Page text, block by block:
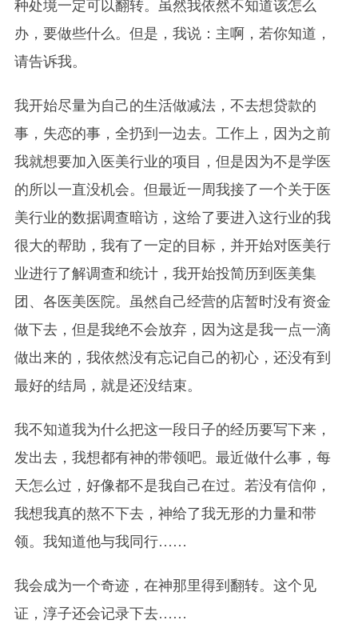
种处境一定可以翻转。虽然我依然不知道该怎么
办，要做些什么。但是，我说：主啊，若你知道，
请告诉我。
我开始尽量为自己的生活做减法，不去想贷款的
事，失恋的事，全扔到一边去。工作上，因为之前
我就想要加入医美行业的项目，但是因为不是学医
的所以一直没机会。但最近一周我接了一个关于医
美行业的数据调查暗访，这给了要进入这行业的我
很大的帮助，我有了一定的目标，并开始对医美行
业进行了解调查和统计，我开始投简历到医美集
团、各医美医院。虽然自己经营的店暂时没有资金
做下去，但是我绝不会放弃，因为这是我一点一滴
做出来的，我依然没有忘记自己的初心，还没有到
最好的结局，就是还没结束。
我不知道我为什么把这一段日子的经历要写下来，
发出去，我想都有神的带领吧。最近做什么事，每
天怎么过，好像都不是我自己在过。若没有信仰，
我想我真的熬不下去，神给了我无形的力量和带
领。我知道他与我同行……
我会成为一个奇迹，在神那里得到翻转。这个见
证，淳子还会记录下去……